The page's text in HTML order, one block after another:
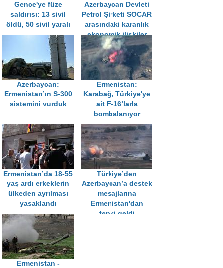
Gence'ye füze
saldırısı: 13 sivil
öldü, 50 sivil yaralı
Azerbaycan Devleti
Petrol Şirketi SOCAR
arasındaki karanlık
ekonomik ilişkiler
Azerbaycan:
Ermenistan’ın S-300
sistemini vurduk
Ermenistan:
Karabağ, Türkiye'ye
ait F-16’larla
bombalanıyor
Ermenistan’da 18-55
yaş ardı erkeklerin
ülkeden ayrılması
yasaklandı
Türkiye’den
Azerbaycan’a destek
mesajlarına
Ermenistan'dan
tepki geldi
Ermenistan -